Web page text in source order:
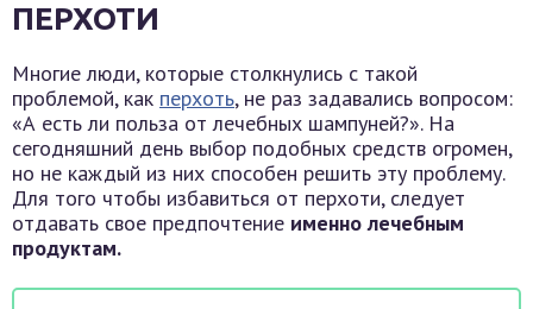
ПЕРХОТИ
Многие люди, которые столкнулись с такой
проблемой, как перхоть, не раз задавались вопросом:
«А есть ли польза от лечебных шампуней?». На
сегодняшний день выбор подобных средств огромен,
но не каждый из них способен решить эту проблему.
Для того чтобы избавиться от перхоти, следует
отдавать свое предпочтение именно лечебным
продуктам.